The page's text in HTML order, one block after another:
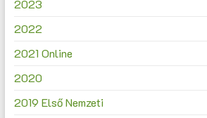
2023
2022
2021 Online
2020
2019 Első Nemzeti